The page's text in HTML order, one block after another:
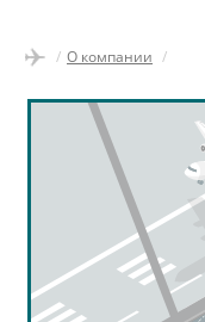
/ О компании /